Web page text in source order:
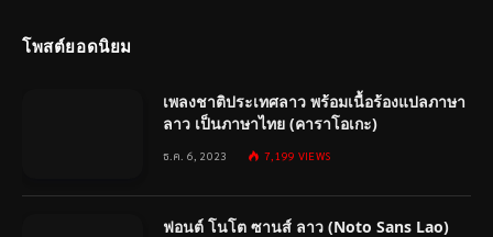
โพสต์ยอดนิยม
เพลงชาติประเทศลาว พร้อมเนื้อร้องแปลภาษา
ลาว เป็นภาษาไทย (คาราโอเกะ)
ธ.ค. 6, 2023 7,199 VIEWS
ฟอนต์ โนโต ซานส์ ลาว (Noto Sans Lao)